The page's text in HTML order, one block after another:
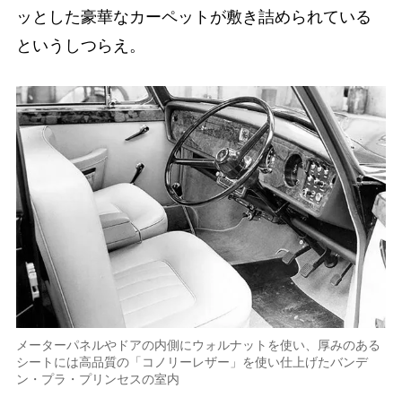
ッとした豪華なカーペットが敷き詰められている
というしつらえ。
メーターパネルやドアの内側にウォルナットを使い、厚みのある
シートには高品質の「コノリーレザー」を使い仕上げたバンデ
ン・プラ・プリンセスの室内